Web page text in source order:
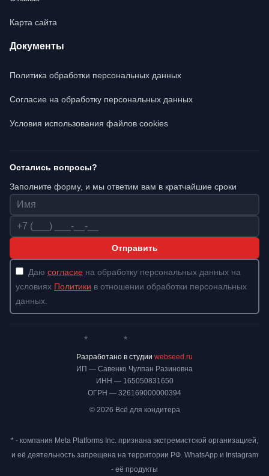
Карта сайта
Документы
Политика обработки персональных данных
Согласие на обработку персональных данных
Условия использования файлов cookies
Остались вопросы?
Заполните форму, и мы ответим вам в кратчайшие сроки
Имя
Телефон
Отправить
Даю согласие на обработку персональных данных на
условиях Политики в отношении обработки персональных
данных.
ИП — Савенко Чулпан Разиновна
ИНН — 165050831650
ОГРН — 326169000000394
© 2026 Всё для кондитера
* *
Разработано в студии webseed.ru
* - компания Meta Platforms Inc. признана экстремистской организацией,
и её деятельность запрещена на территории РФ. WhatsApp и Instagram
- её продукты